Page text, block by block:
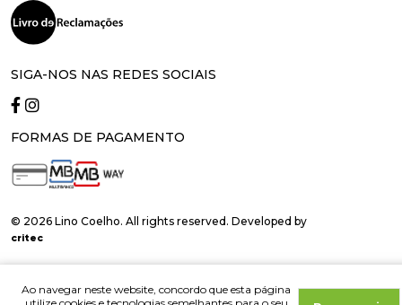
Ao navegar neste website, concordo que esta página
utilize cookies e tecnologias semelhantes para o seu
SIGA-NOS NAS REDES SOCIAIS
FORMAS DE PAGAMENTO
© 2026 Lino Coelho. All rights reserved. Developed by
critec